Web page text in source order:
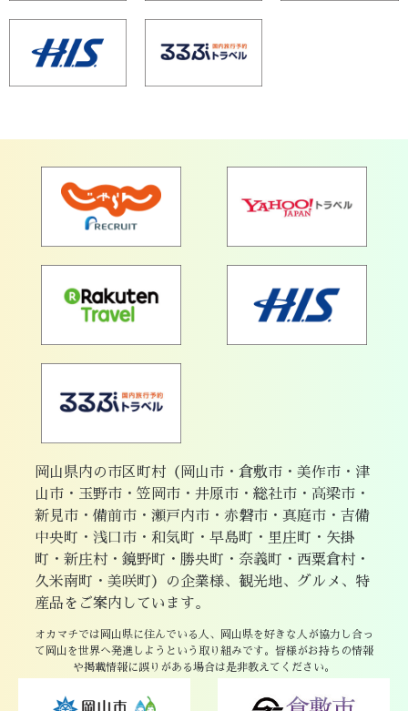
岡山県内の市区町村（岡山市・倉敷市・美作市・津
山市・玉野市・笠岡市・井原市・総社市・高梁市・
新見市・備前市・瀬戸内市・赤磐市・真庭市・吉備
中央町・浅口市・和気町・早島町・里庄町・矢掛
町・新庄村・鏡野町・勝央町・奈義町・西粟倉村・
久米南町・美咲町）の企業様、観光地、グルメ、特
産品をご案内しています。
オカマチでは岡山県に住んでいる人、岡山県を好きな人が協力し合っ
て岡山を世界へ発進しようという取り組みです。皆様がお持ちの情報
や掲載情報に誤りがある場合は是非教えてください。